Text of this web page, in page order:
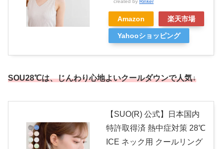
Amazon 楽天市場
Yahooショッピング
SOU28℃は、じんわり心地よいクールダウンで人気↓
【SUO(R) 公式】日本国内
特許取得済 熱中症対策 28℃
ICE ネック用 クールリング